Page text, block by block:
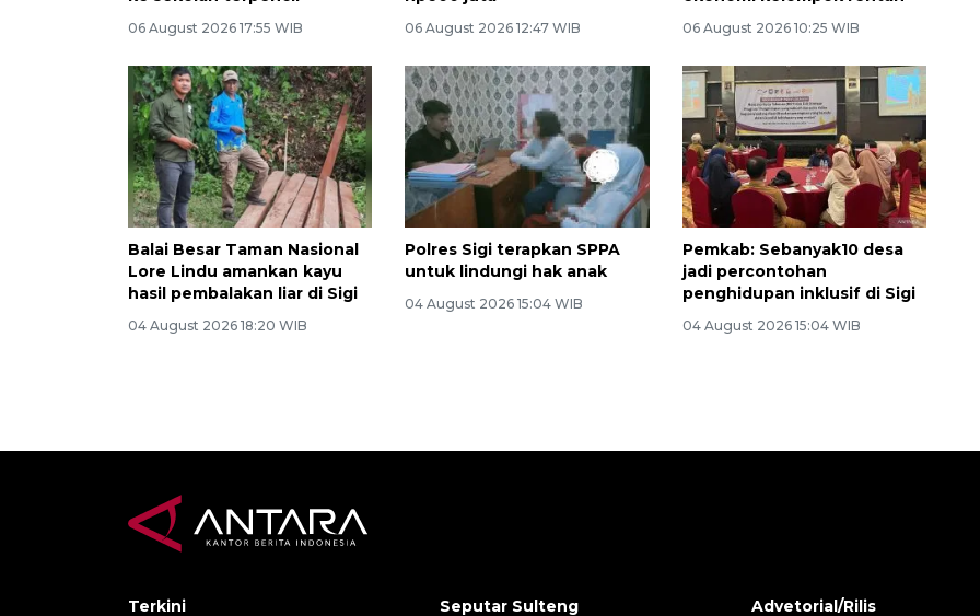
06 August 2026 17:55 WIB 06 August 2026 12:47 WIB 06 August 2026 10:25 WIB
Balai Besar Taman Nasional
Lore Lindu amankan kayu
hasil pembalakan liar di Sigi
04 August 2026 18:20 WIB
Polres Sigi terapkan SPPA
untuk lindungi hak anak
04 August 2026 15:04 WIB
Pemkab: Sebanyak10 desa
jadi percontohan
penghidupan inklusif di Sigi
04 August 2026 15:04 WIB
Terkini Seputar Sulteng Advetorial/Rilis